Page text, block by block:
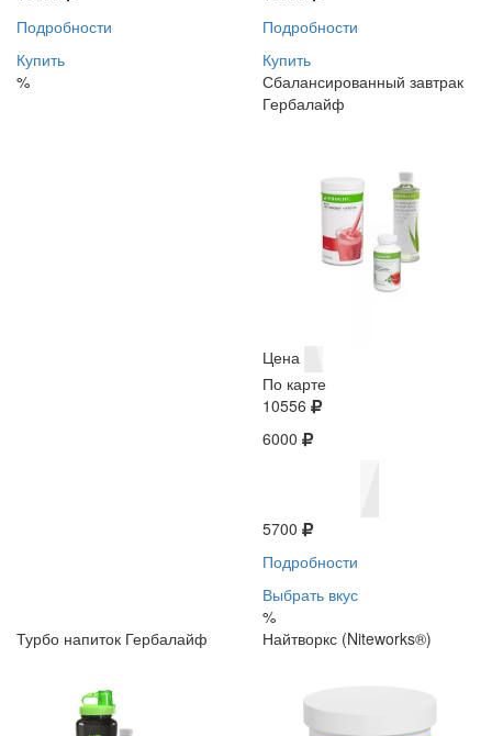
Подробности
Купить
%
Подробности
Купить
Сбалансированный завтрак
Гербалайф
Цена
По карте
10556
6000
5700
Подробности
Выбрать вкус
%
Турбо напиток Гербалайф
Найтворкс (Niteworks®)